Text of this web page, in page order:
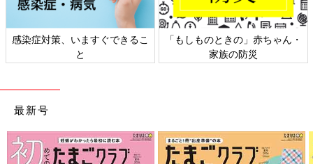
感染症対策、いますぐできるこ
と
「もしものときの」赤ちゃん・
家族の防災
最新号